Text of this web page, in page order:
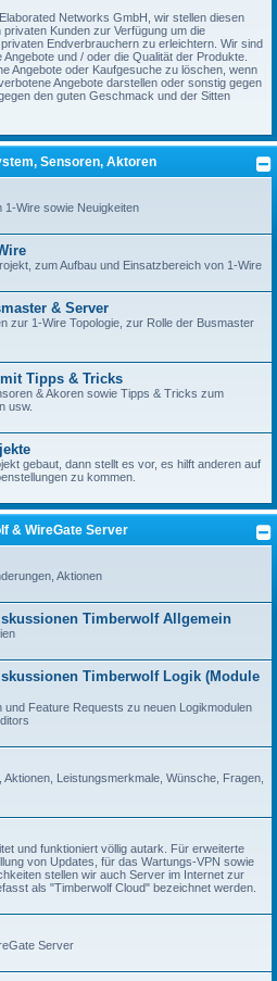
Networks GmbH, wir stellen diesen
Kunden zur Verfügung um die
Endverbrauchern zu erleichtern. Wir sind
und / oder die Qualität der Produkte.
Angebote oder Kaufgesuche zu löschen, wenn
Angebote darstellen oder sonstig gegen
den guten Geschmack und der Sitten
Sensoren, Aktoren
1-Wire sowie Neuigkeiten
zum Aufbau und Einsatzbereich von 1-Wire
& Server
zur 1-Wire Topologie, zur Rolle der Busmaster
Tipps & Tricks
& Akoren sowie Tipps & Tricks zum
usw.
gebaut, dann stellt es vor, es hilft anderen auf
zu kommen.
& WireGate Server
Aktionen
Timberwolf Allgemein
Timberwolf Logik (Module
und Feature Requests zu neuen Logikmodulen
Aktionen, Leistungsmerkmale, Wünsche, Fragen,
und funktioniert völlig autark. Für erweiterte
von Updates, für das Wartungs-VPN sowie
stellen wir auch Server im Internet zur
als "Timberwolf Cloud" bezeichnet werden.
Server